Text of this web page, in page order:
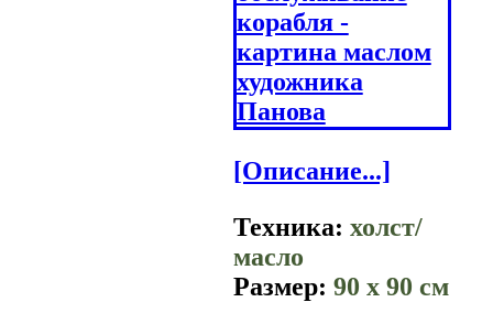
[Описание...]
Техника: холст/
масло
Размер: 90 x 90 см